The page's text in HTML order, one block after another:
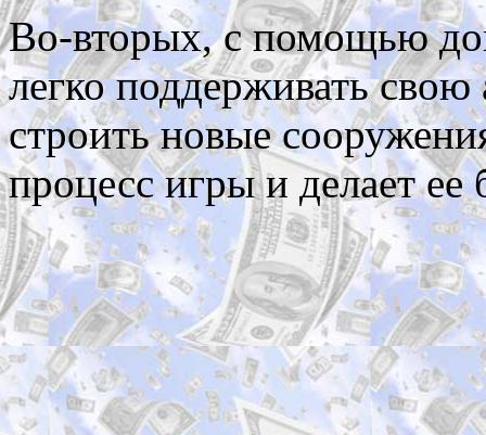
Во-вторых, с помощью
легко поддерживать
строить новые
процесс игры и делает ее